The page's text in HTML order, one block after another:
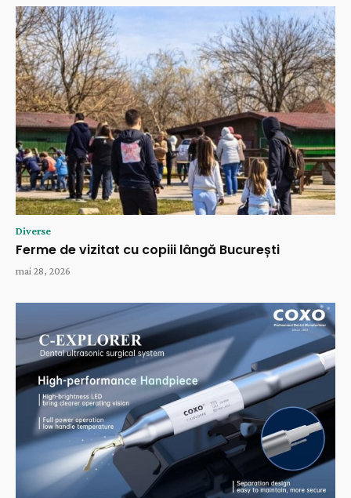
Diverse
Ferme de vizitat cu copiii lângă București
mai 28, 2026